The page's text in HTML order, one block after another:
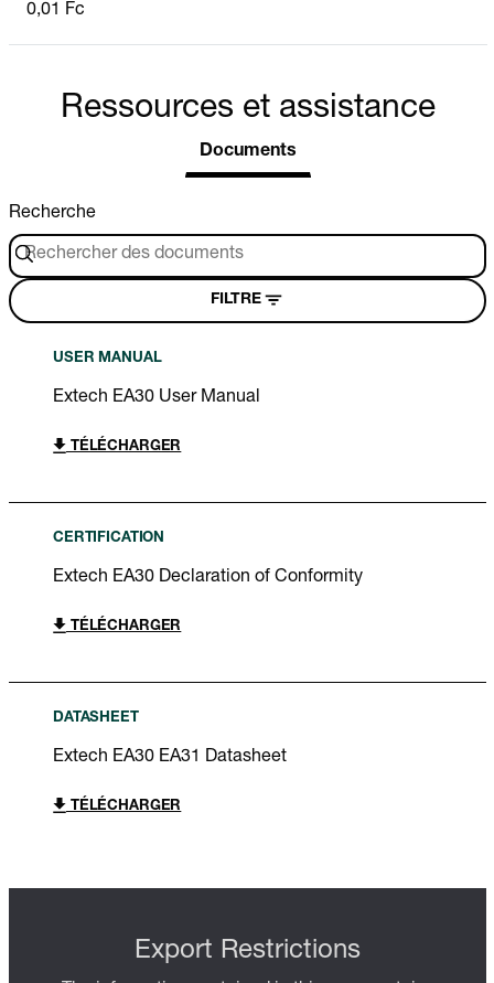
0,01 Fc
Ressources et assistance
Documents
Recherche
FILTRE
USER MANUAL
Extech EA30 User Manual
TÉLÉCHARGER
CERTIFICATION
Extech EA30 Declaration of Conformity
TÉLÉCHARGER
DATASHEET
Extech EA30 EA31 Datasheet
TÉLÉCHARGER
Export Restrictions